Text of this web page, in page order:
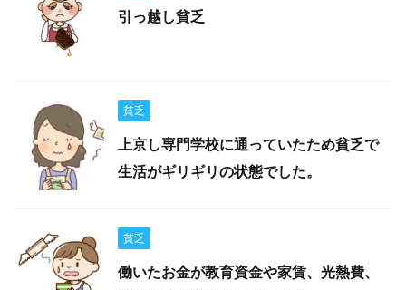
引っ越し貧乏
貧乏
上京し専門学校に通っていたため貧乏で
生活がギリギリの状態でした。
貧乏
働いたお金が教育資金や家賃、光熱費、